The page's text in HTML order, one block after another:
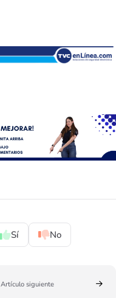
Sí No
Artículo siguiente